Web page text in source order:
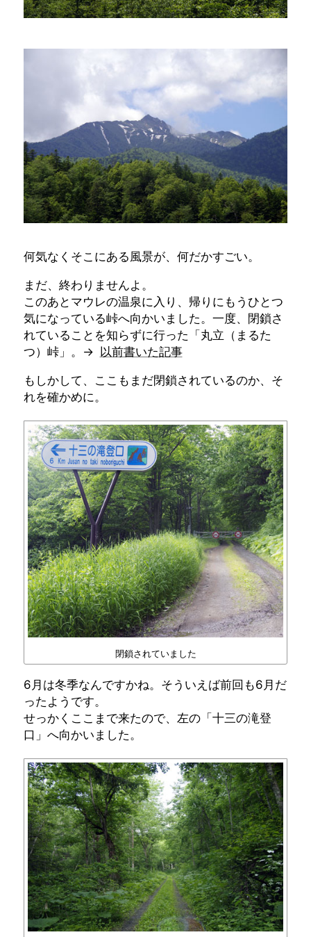
何気なくそこにある風景が、何だかすごい。
まだ、終わりませんよ。
このあとマウレの温泉に入り、帰りにもうひとつ
気になっている峠へ向かいました。一度、閉鎖さ
れていることを知らずに行った「丸立（まるた
つ）峠」。→ 以前書いた記事
もしかして、ここもまだ閉鎖されているのか、そ
れを確かめに。
閉鎖されていました
6月は冬季なんですかね。そういえば前回も6月だ
ったようです。
せっかくここまで来たので、左の「十三の滝登
口」へ向かいました。